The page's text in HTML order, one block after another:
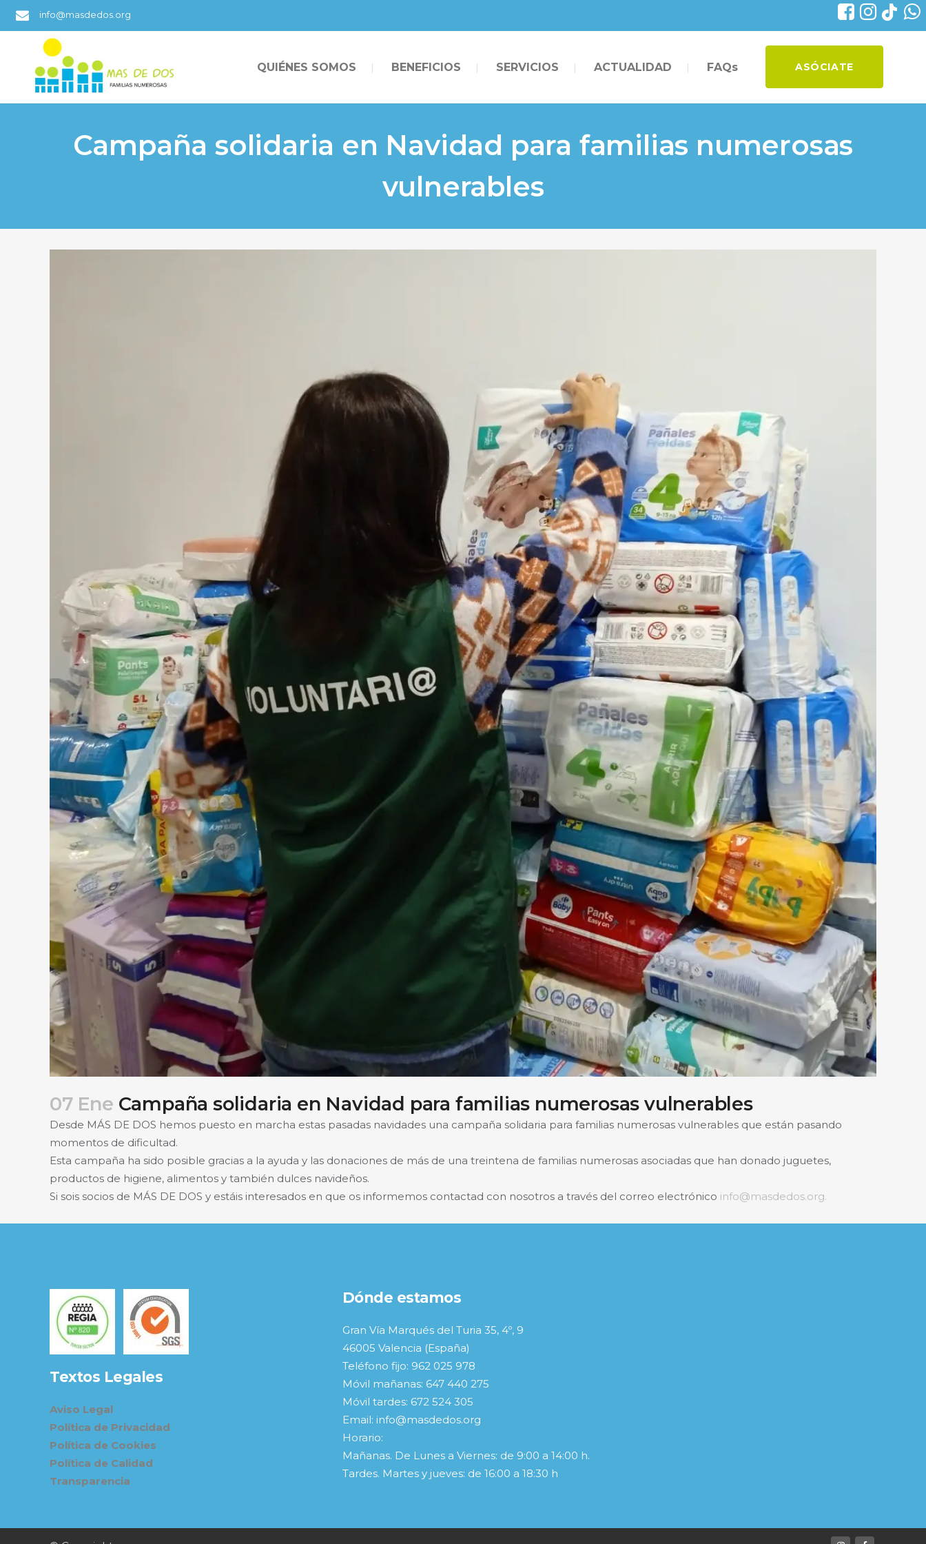
info@masdedos.org
ASÓCIATE
QUIÉNES SOMOS BENEFICIOS SERVICIOS ACTUALIDAD FAQs
Campaña solidaria en Navidad para familias numerosas
vulnerables
07 Ene Campaña solidaria en Navidad para familias numerosas vulnerables
Desde MÁS DE DOS hemos puesto en marcha estas pasadas navidades una campaña solidaria para familias numerosas vulnerables que están pasando
momentos de dificultad.
Esta campaña ha sido posible gracias a la ayuda y las donaciones de más de una treintena de familias numerosas asociadas que han donado juguetes,
productos de higiene, alimentos y también dulces navideños.
Si sois socios de MÁS DE DOS y estáis interesados en que os informemos contactad con nosotros a través del correo electrónico info@masdedos.org.
Textos Legales
Aviso Legal
Política de Privacidad
Política de Cookies
Política de Calidad
Transparencia
Dónde estamos
Gran Vía Marqués del Turia 35, 4º, 9
46005 Valencia (España)
Teléfono fijo: 962 025 978
Móvil mañanas: 647 440 275
Móvil tardes: 672 524 305
Email: info@masdedos.org
Horario:
Mañanas. De Lunes a Viernes: de 9:00 a 14:00 h.
Tardes. Martes y jueves: de 16:00 a 18:30 h